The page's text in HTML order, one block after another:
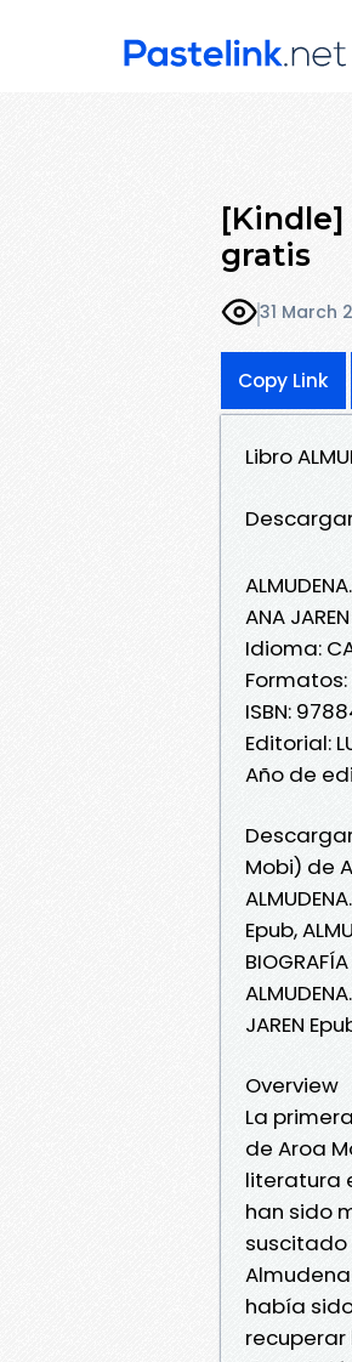
[Kindle]
gratis
31 March
Copy Link
Libro
ANA JAREN
Idioma:
Formatos:
ISBN:
Editorial:
Año de
Descargar
Mobi) de
Epub,
JAREN
Overview
La
de Aroa
literatura
han sido
suscitado
había